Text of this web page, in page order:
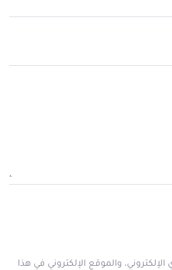
والموقع الإلكتروني في هذا